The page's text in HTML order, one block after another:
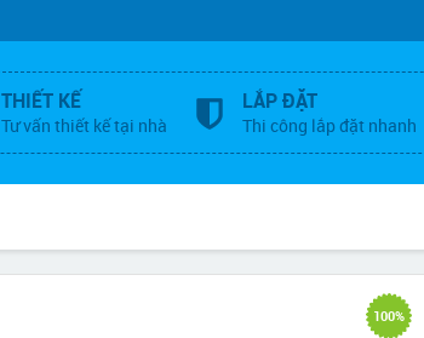
THIẾT KẾ
Tư vấn thiết kế tại nhà
LẮP ĐẶT
Thi công lắp đặt nhanh
100%